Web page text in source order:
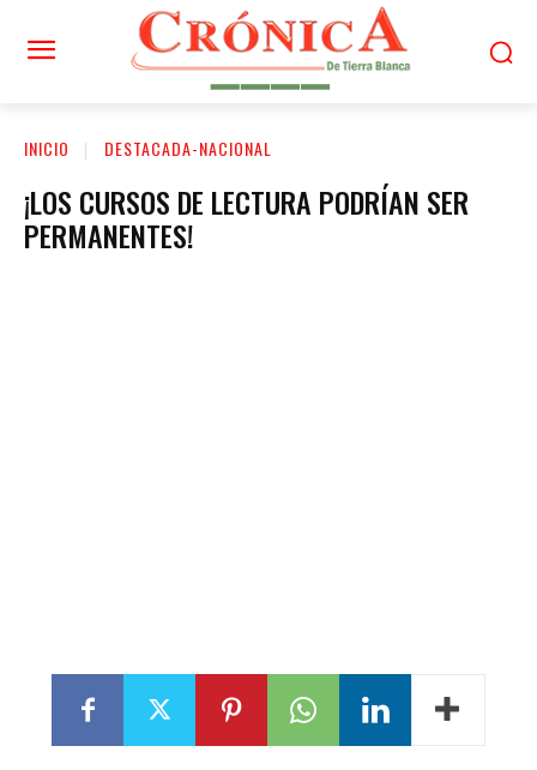
INICIO DESTACADA-NACIONAL
¡LOS CURSOS DE LECTURA PODRÍAN SER
PERMANENTES!